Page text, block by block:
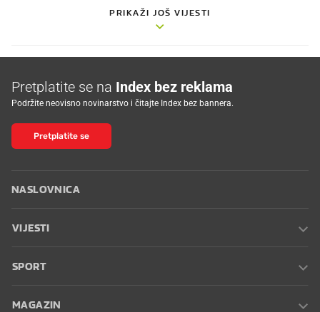
PRIKAŽI JOŠ VIJESTI
Pretplatite se na Index bez reklama
Podržite neovisno novinarstvo i čitajte Index bez bannera.
Pretplatite se
NASLOVNICA
VIJESTI
SPORT
MAGAZIN